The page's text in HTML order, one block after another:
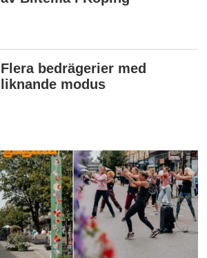
Flera bedrägerier med
liknande modus